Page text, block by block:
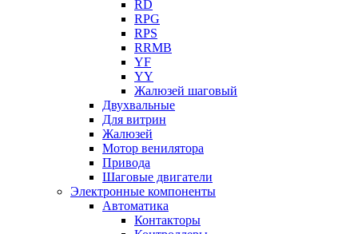
RD
RPG
RPS
RRMB
YF
YY
Жалюзей шаговый
Двухвальные
Для витрин
Жалюзей
Мотор венилятора
Привода
Шаговые двигатели
Электронные компоненты
Автоматика
Контакторы